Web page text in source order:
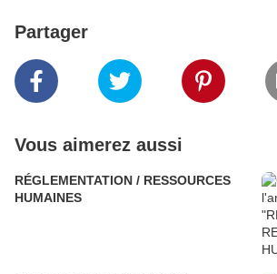
Partager
Vous aimerez aussi
RÉGLEMENTATION / RESSOURCES
HUMAINES